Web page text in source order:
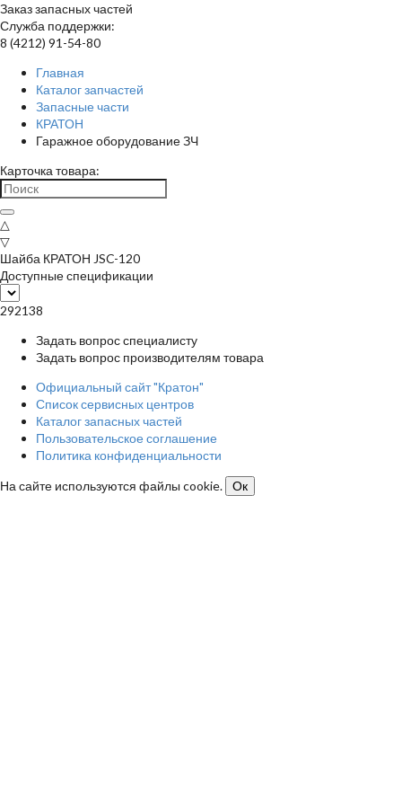
Заказ запасных частей
Служба поддержки:
8 (4212) 91-54-80
Главная
Каталог запчастей
Запасные части
КРАТОН
Гаражное оборудование ЗЧ
Карточка товара:
△
▽
Шайба КРАТОН JSC-120
Доступные спецификации
292138
Задать вопрос специалисту
Задать вопрос производителям товара
Официальный сайт "Кратон"
Список сервисных центров
Каталог запасных частей
Пользовательское соглашение
Политика конфиденциальности
На сайте используются файлы cookie.
Ок